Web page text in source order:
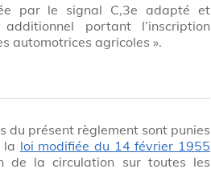
par le signal C,3e adapté et
portant l’inscription
automotrices agricoles ».
du présent règlement sont punies
la loi modifiée du 14 février 1955
de la circulation sur toutes les